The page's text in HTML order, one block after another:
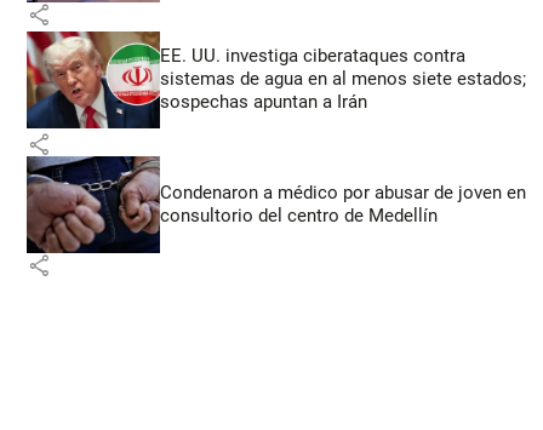
share
EE. UU. investiga ciberataques contra
sistemas de agua en al menos siete estados;
sospechas apuntan a Irán
share
Condenaron a médico por abusar de joven en
consultorio del centro de Medellín
share